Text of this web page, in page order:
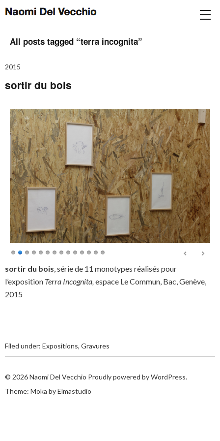
All posts tagged “terra incognita”
2015
sortir du bois
sortir du bois, série de 11 monotypes réalisés pour
l’exposition Terra Incognita, espace Le Commun, Bac, Genève,
2015
Filed under: Expositions, Gravures
© 2026Naomi Del Vecchio Proudly powered byWordPress.
Theme: Moka byElmastudio